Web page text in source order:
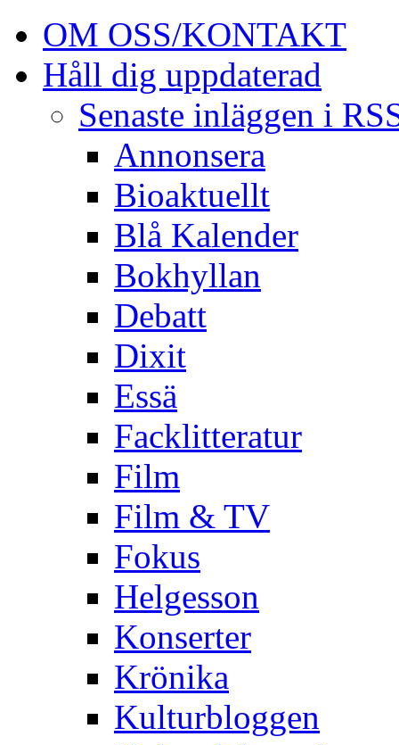
OM OSS/KONTAKT
Håll dig uppdaterad
Senaste inläggen i
Annonsera
Bioaktuellt
Blå Kalender
Bokhyllan
Debatt
Dixit
Essä
Facklitteratur
Film
Film & TV
Fokus
Helgesson
Konserter
Krönika
Kulturbloggen